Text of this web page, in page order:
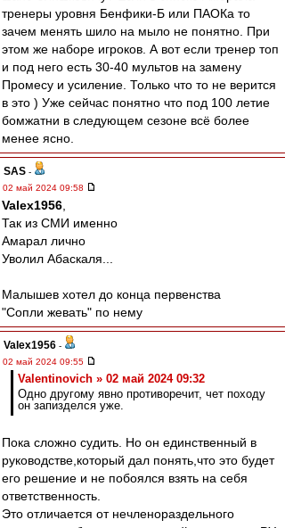
тренеры уровня Бенфики-Б или ПАОКа то
зачем менять шило на мыло не понятно. При
этом же наборе игроков. А вот если тренер топ
и под него есть 30-40 мультов на замену
Промесу и усиление. Только что то не верится
в это ) Уже сейчас понятно что под 100 летие
бомжатни в следующем сезоне всё более
менее ясно.
SAS -
02 май 2024 09:58
Valex1956
Так из СМИ именно
Амарал лично
Уволил Абаскаля...
Малышев хотел до конца первенства
"Сопли жевать" по нему
Valex1956 -
02 май 2024 09:55
Valentinovich » 02 май 2024 09:32
Одно другому явно противоречит, чет походу
он запизделся уже.
Пока сложно судить. Но он единственный в
руководстве,который дал понять,что это будет
его решение и не побоялся взять на себя
ответственность.
Это отличается от нечленораздельного